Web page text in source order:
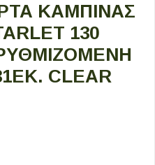
ΚΑΜΠΊΝΑΣ
130
CLEAR